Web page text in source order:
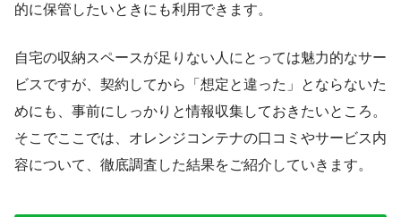
的に保管したいときにも利用できます。
自宅の収納スペースが足りない人にとっては魅力的なサー
ビスですが、契約してから「想定と違った」とならないた
めにも、事前にしっかりと情報収集しておきたいところ。
そこでここでは、オレンジコンテナの口コミやサービス内
容について、徹底調査した結果をご紹介していきます。